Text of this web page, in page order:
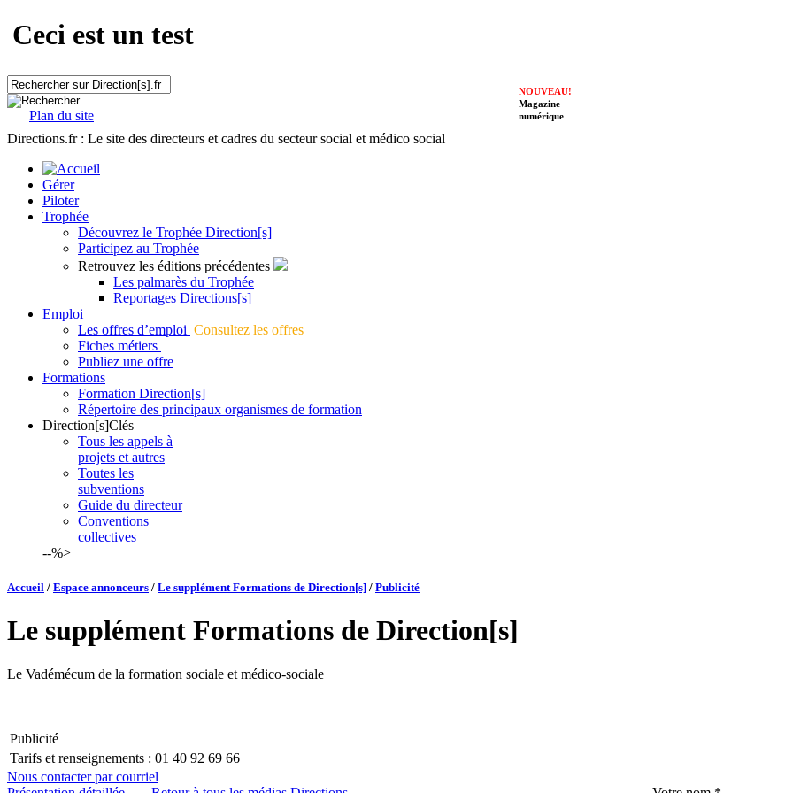
Ceci est un test
Plan du site
NOUVEAU!
Magazine
numérique
Directions.fr : Le site des directeurs et cadres du secteur social et médico social
Gérer
Piloter
Trophée
Découvrez le Trophée Direction[s]
Participez au Trophée
Retrouvez les éditions précédentes
Les palmarès du Trophée
Reportages Directions[s]
Emploi
Les offres d’emploi Consultez les offres
Fiches métiers
Publiez une offre
Formations
Formation Direction[s]
Répertoire des principaux organismes de formation
Direction[s]Clés
Tous les appels à
projets et autres
Toutes les
subventions
Guide du directeur
Conventions
collectives
--%>
Accueil / Espace annonceurs / Le supplément Formations de Direction[s] / Publicité
Le supplément Formations de Direction[s]
Le Vadémécum de la formation sociale et médico-sociale
Publicité
Tarifs et renseignements : 01 40 92 69 66
Nous contacter par courriel